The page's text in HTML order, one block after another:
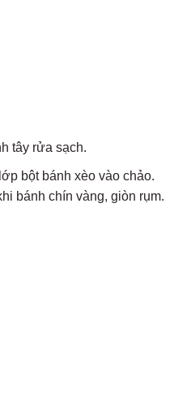
tây rửa sạch.
bột bánh xèo vào chảo.
bánh chín vàng, giòn rụm.